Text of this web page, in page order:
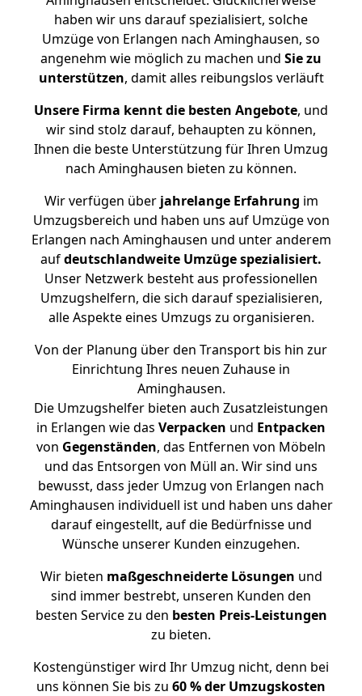
haben wir uns darauf spezialisiert, solche
Umzüge von Erlangen nach Aminghausen, so
angenehm wie möglich zu machen und Sie zu
unterstützen, damit alles reibungslos verläuft
Unsere Firma kennt die besten Angebote, und
wir sind stolz darauf, behaupten zu können,
Ihnen die beste Unterstützung für Ihren Umzug
nach Aminghausen bieten zu können.
Wir verfügen überjahrelange Erfahrung im
Umzugsbereich und haben uns auf Umzüge von
Erlangen nach Aminghausen und unter anderem
aufdeutschlandweite Umzüge spezialisiert.
Unser Netzwerk besteht aus professionellen
Umzugshelfern, die sich darauf spezialisieren,
alle Aspekte eines Umzugs zu organisieren.
Von der Planung über den Transport bis hin zur
Einrichtung Ihres neuen Zuhause in
Aminghausen.
Die Umzugshelfer bieten auch Zusatzleistungen
in Erlangen wie das Verpacken und Entpacken
von Gegenständen, das Entfernen von Möbeln
und das Entsorgen von Müll an. Wir sind uns
bewusst, dass jeder Umzug von Erlangen nach
Aminghausen individuell ist und haben uns daher
darauf eingestellt, auf die Bedürfnisse und
Wünsche unserer Kunden einzugehen.
Wir bieten maßgeschneiderte Lösungen und
sind immer bestrebt, unseren Kunden den
besten Service zu den besten Preis-Leistungen
zu bieten.
Kostengünstiger wird Ihr Umzug nicht, denn bei
uns können Sie bis zu 60 % der Umzugskosten